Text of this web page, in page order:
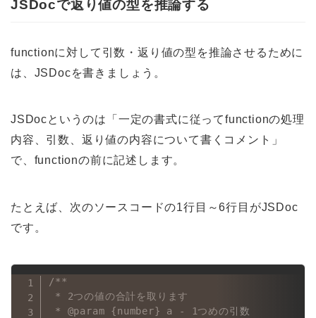
JSDocで返り値の型を推論する
functionに対して引数・返り値の型を推論させるために
は、JSDocを書きましょう。
JSDocというのは「一定の書式に従ってfunctionの処理
内容、引数、返り値の内容について書くコメント」
で、functionの前に記述します。
たとえば、次のソースコードの1行目～6行目がJSDoc
です。
/**
* 2つの値の合計を取ります
* @param {number} a - 1つめの引数